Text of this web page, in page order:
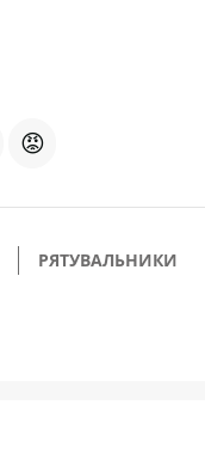
😡
РЯТУВАЛЬНИКИ